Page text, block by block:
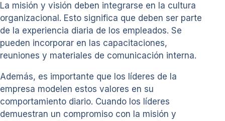
La misión y visión deben integrarse en la cultura
organizacional. Esto significa que deben ser parte
de la experiencia diaria de los empleados. Se
pueden incorporar en las capacitaciones,
reuniones y materiales de comunicación interna.
Además, es importante que los líderes de la
empresa modelen estos valores en su
comportamiento diario. Cuando los líderes
demuestran un compromiso con la misión y